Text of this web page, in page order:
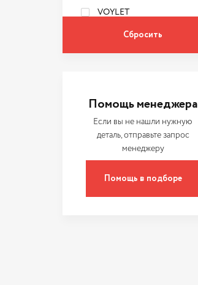
VOYLET
АвтоDело
МАСТАК
Помощь менеджера
Если вы не нашли нужную
деталь, отправьте запрос
менеджеру
Помощь в подборе